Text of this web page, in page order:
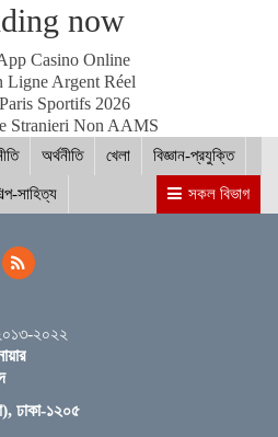
জন নারীর মধ্যে সঞ্চয়ের চেক বিতরণ
সেরার দৌড়ে রোহিত-বুমরাহ ও গুরবাজ
মালয়েশিয়ার হাউজ অব রিপ্রেজেনটেটিভের
হিসেবে গড়ে ওঠার আহ্বান সিমিন
now
Casino Online
Ligne Argent Réel
Sportifs 2026
Stranieri Non AAMS
অর্থনীতি খেলা বিজ্ঞান-প্রযুক্তি
সাহিত্য সকল বিভাগ
২০২২
ঢাকা-১২০৫